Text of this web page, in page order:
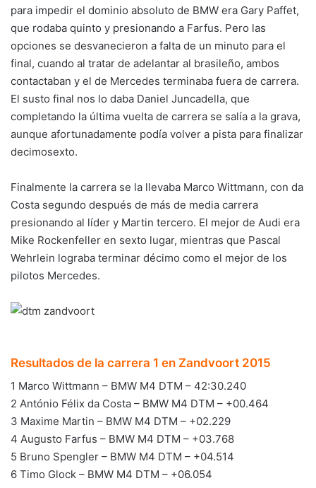
para impedir el dominio absoluto de BMW era Gary Paffet,
que rodaba quinto y presionando a Farfus. Pero las
opciones se desvanecieron a falta de un minuto para el
final, cuando al tratar de adelantar al brasileño, ambos
contactaban y el de Mercedes terminaba fuera de carrera.
El susto final nos lo daba Daniel Juncadella, que
completando la última vuelta de carrera se salía a la grava,
aunque afortunadamente podía volver a pista para finalizar
decimosexto.
Finalmente la carrera se la llevaba Marco Wittmann, con da
Costa segundo después de más de media carrera
presionando al líder y Martin tercero. El mejor de Audi era
Mike Rockenfeller en sexto lugar, mientras que Pascal
Wehrlein lograba terminar décimo como el mejor de los
pilotos Mercedes.
Resultados de la carrera 1 en Zandvoort 2015
1 Marco Wittmann – BMW M4 DTM – 42:30.240
2 António Félix da Costa – BMW M4 DTM – +00.464
3 Maxime Martin – BMW M4 DTM – +02.229
4 Augusto Farfus – BMW M4 DTM – +03.768
5 Bruno Spengler – BMW M4 DTM – +04.514
6 Timo Glock – BMW M4 DTM – +06.054